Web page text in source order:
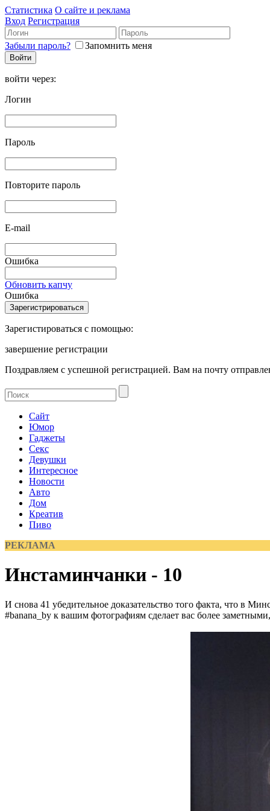
Статистика О сайте и реклама
Вход Регистрация
Забыли пароль? Запомнить меня
войти через:
Логин
Пароль
Повторите пароль
E-mail
Ошибка
Обновить капчу
Ошибка
Зарегистироваться с помощью:
завершение регистрации
Поздравляем с успешной регистрацией. Вам на почту
Сайт
Юмор
Гаджеты
Секс
Девушки
Интересное
Новости
Авто
Дом
Креатив
Пиво
РЕКЛАМА
Инстаминчанки - 10
И снова 41 убедительное доказательство того факта, что в
#banana_by к вашим фотографиям сделает вас более